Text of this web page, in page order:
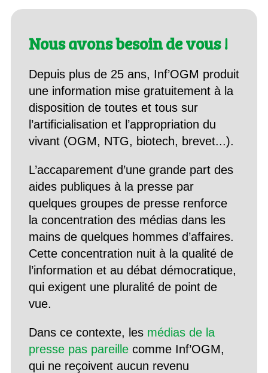
Nous avons besoin de vous !
Depuis plus de 25 ans, Inf’OGM produit
une information mise gratuitement à la
disposition de toutes et tous sur
l’artificialisation et l’appropriation du
vivant (OGM, NTG, biotech, brevet...).
L’accaparement d’une grande part des
aides publiques à la presse par
quelques groupes de presse renforce
la concentration des médias dans les
mains de quelques hommes d’affaires.
Cette concentration nuit à la qualité de
l’information et au débat démocratique,
qui exigent une pluralité de point de
vue.
Dans ce contexte, les médias de la
presse pas pareillecomme Inf’OGM,
qui ne reçoivent aucun revenu